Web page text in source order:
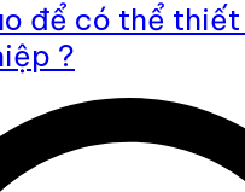
để có thể thiết
?